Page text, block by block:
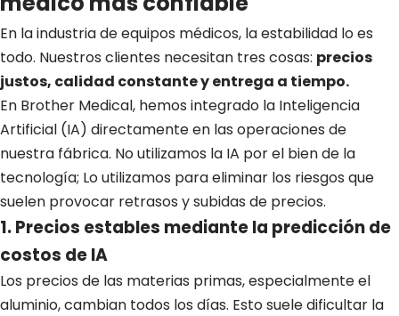
En la industria de equipos médicos, la estabilidad lo es
todo. Nuestros clientes necesitan tres cosas: precios
justos, calidad constante y entrega a tiempo.
En Brother Medical, hemos integrado la Inteligencia
Artificial (IA) directamente en las operaciones de
nuestra fábrica. No utilizamos la IA por el bien de la
tecnología; Lo utilizamos para eliminar los riesgos que
suelen provocar retrasos y subidas de precios.
1. Precios estables mediante la predicción de
costos de IA
Los precios de las materias primas, especialmente el
aluminio, cambian todos los días. Esto suele dificultar la